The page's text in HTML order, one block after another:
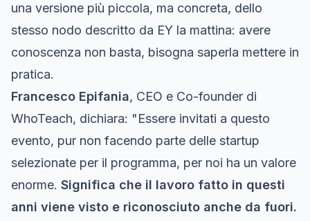
una versione più piccola, ma concreta, dello
stesso nodo descritto da EY la mattina: avere
conoscenza non basta, bisogna saperla mettere in
pratica.
Francesco Epifania, CEO e Co-founder di
WhoTeach, dichiara: "Essere invitati a questo
evento, pur non facendo parte delle startup
selezionate per il programma, per noi ha un valore
enorme. Significa che il lavoro fatto in questi
anni viene visto e riconosciuto anche da fuori.